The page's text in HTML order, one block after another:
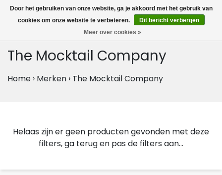
MENU
0
The Mocktail Company
Home › Merken › The Mocktail Company
Helaas zijn er geen producten gevonden met deze
filters, ga terug en pas de filters aan...
Door het gebruiken van onze website, ga je akkoord met het gebruik van
cookies om onze website te verbeteren.
Dit bericht verbergen
Meer over cookies »